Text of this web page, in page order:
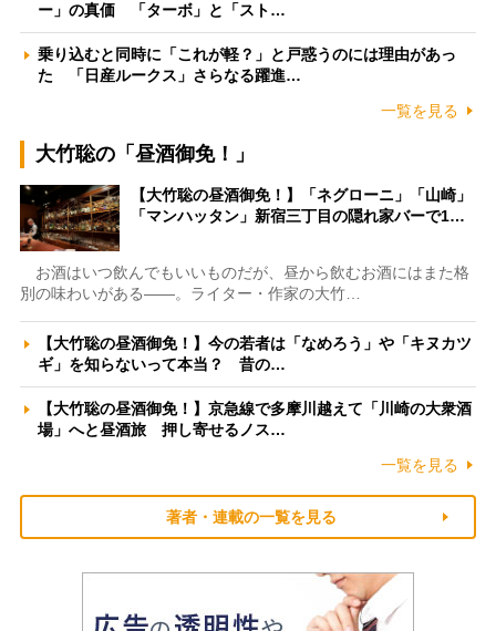
ー」の真価 「ターボ」と「スト…
乗り込むと同時に「これが軽？」と戸惑うのには理由があっ
た 「日産ルークス」さらなる躍進…
一覧を見る
大竹聡の「昼酒御免！」
【大竹聡の昼酒御免！】「ネグローニ」「山崎」
「マンハッタン」新宿三丁目の隠れ家バーで1…
お酒はいつ飲んでもいいものだが、昼から飲むお酒にはまた格
別の味わいがある――。ライター・作家の大竹…
【大竹聡の昼酒御免！】今の若者は「なめろう」や「キヌカツ
ギ」を知らないって本当？ 昔の…
【大竹聡の昼酒御免！】京急線で多摩川越えて「川崎の大衆酒
場」へと昼酒旅 押し寄せるノス…
一覧を見る
著者・連載の一覧を見る